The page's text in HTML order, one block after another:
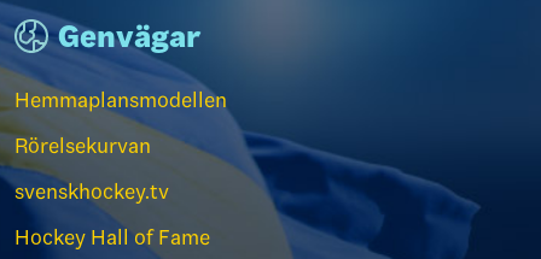
Genvägar
Hemmaplansmodellen
Rörelsekurvan
svenskhockey.tv
Hockey Hall of Fame